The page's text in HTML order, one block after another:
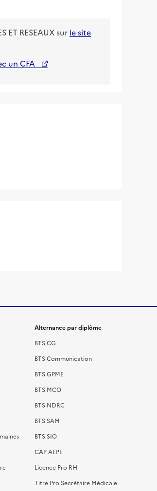
ET RESEAUXsur le site
un CFA
Alternance par diplôme
BTS CG
BTS Communication
BTS GPME
BTS MCO
BTS NDRC
BTS SAM
BTS SIO
CAP AEPE
Licence Pro RH
Titre Pro Secrétaire Médicale